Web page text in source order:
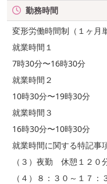
勤務時間
変形労働時間制（１ヶ月
就業時間１
7時30分〜16時30分
就業時間２
10時30分〜19時30分
就業時間３
16時30分〜10時30分
就業時間に関する特記事
（３）夜勤 休憩１２０
（４）８：３０～１７：